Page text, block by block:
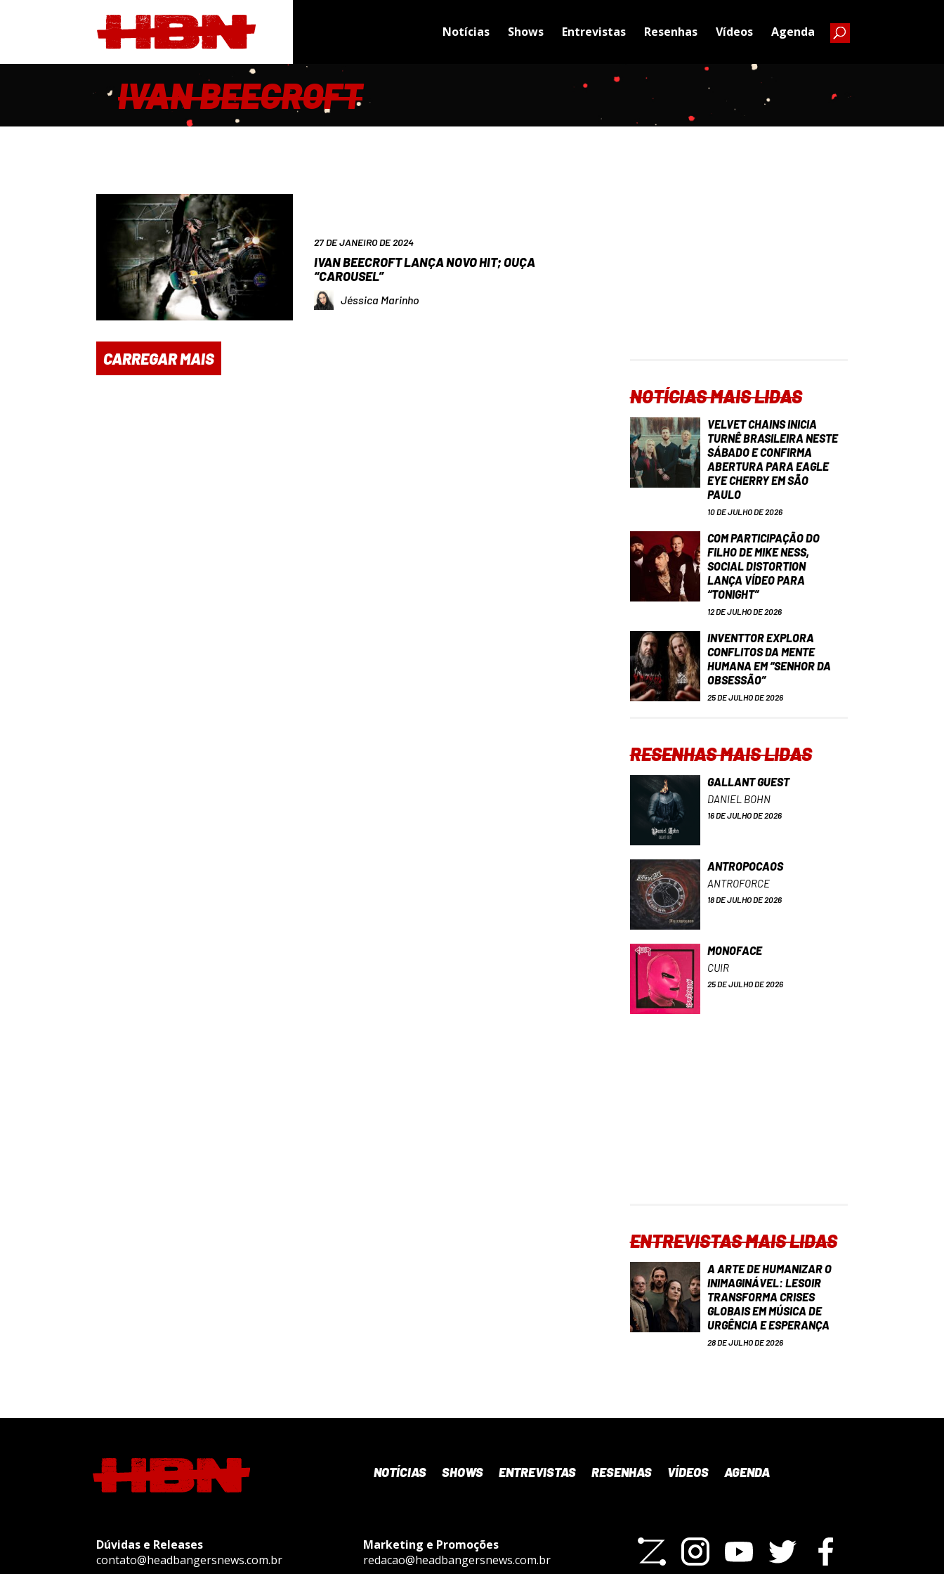
Notícias Shows Entrevistas Resenhas Vídeos Agenda
IVAN BEECROFT
27 DE JANEIRO DE 2024
IVAN BEECROFT LANÇA NOVO HIT; OUÇA
“CAROUSEL”
Jéssica Marinho
CARREGAR MAIS
NOTÍCIAS MAIS LIDAS
VELVET CHAINS INICIA
TURNÊ BRASILEIRA NESTE
SÁBADO E CONFIRMA
ABERTURA PARA EAGLE
EYE CHERRY EM SÃO
PAULO
10 DE JULHO DE 2026
COM PARTICIPAÇÃO DO
FILHO DE MIKE NESS,
SOCIAL DISTORTION
LANÇA VÍDEO PARA
“TONIGHT”
12 DE JULHO DE 2026
INVENTTOR EXPLORA
CONFLITOS DA MENTE
HUMANA EM “SENHOR DA
OBSESSÃO”
25 DE JULHO DE 2026
RESENHAS MAIS LIDAS
GALLANT GUEST
DANIEL BOHN
16 DE JULHO DE 2026
ANTROPOCAOS
ANTROFORCE
18 DE JULHO DE 2026
MONOFACE
CUIR
25 DE JULHO DE 2026
ENTREVISTAS MAIS LIDAS
A ARTE DE HUMANIZAR O
INIMAGINÁVEL: LESOIR
TRANSFORMA CRISES
GLOBAIS EM MÚSICA DE
URGÊNCIA E ESPERANÇA
28 DE JULHO DE 2026
NOTÍCIAS SHOWS ENTREVISTAS RESENHAS VÍDEOS AGENDA
Dúvidas e Releases
contato@headbangersnews.com.br
Marketing e Promoções
redacao@headbangersnews.com.br